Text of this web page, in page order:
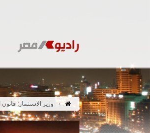
وزير الاستثمار: